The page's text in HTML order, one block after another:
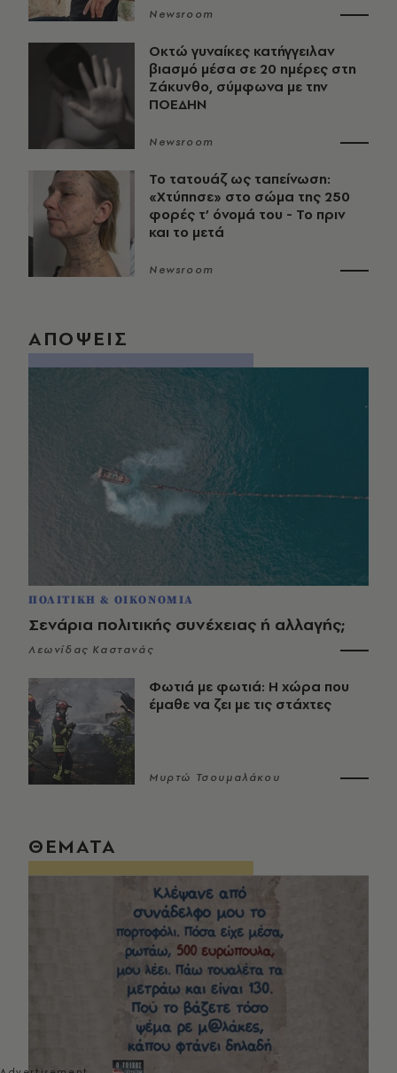
Newsroom
Οκτώ γυναίκες κατήγγειλαν
βιασμό μέσα σε 20 ημέρες στη
Ζάκυνθο, σύμφωνα με την
ΠΟΕΔΗΝ
Newsroom
Το τατουάζ ως ταπείνωση:
«Χτύπησε» στο σώμα της 250
φορές τ’ όνομά του - Το πριν
και το μετά
Newsroom
ΑΠΟΨΕΙΣ
ΠΟΛΙΤΙΚΗ & ΟΙΚΟΝΟΜΙΑ
Σενάρια πολιτικής συνέχειας ή αλλαγής;
Λεωνίδας Καστανάς
Φωτιά με φωτιά: Η χώρα που
έμαθε να ζει με τις στάχτες
Μυρτώ Τσουμαλάκου
ΘΕΜΑΤΑ